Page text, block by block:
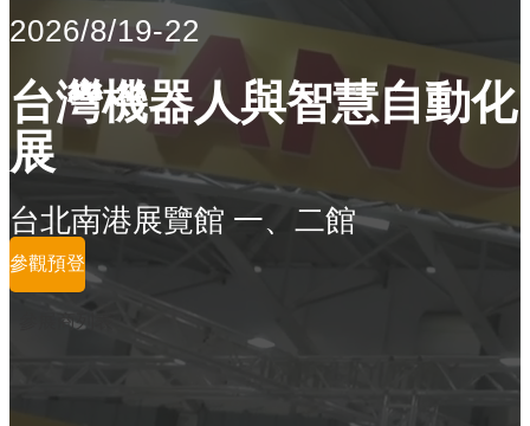
2026/8/19-22
台灣機器人與智慧自動化
展
台北南港展覽館 一、二館
參觀預登
參展商列表